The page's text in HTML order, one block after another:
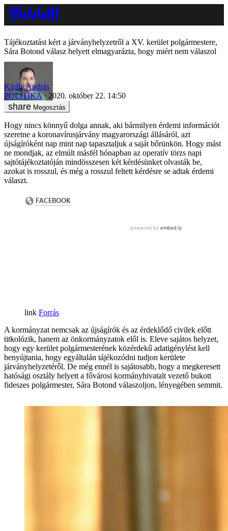
Tájékoztatást kért a járványhelyzetről a XV. kerület polgármestere,
Sára Botond válasz helyett elmagyarázta, hogy miért nem válaszol
Király András
POLITIKA
2020. október 22. 14:50
Megosztás
Hogy nincs könnyű dolga annak, aki bármilyen érdemi információt
szeretne a koronavírusjárvány magyarországi állásáról, azt
újságíróként nap mint nap tapasztaljuk a saját bőrünkön. Hogy mást
ne mondjak, az elmúlt másfél hónapban az operatív törzs napi
sajtótájékoztatóján mindösszesen két kérdésünket olvasták be,
azokat is rosszul, és még a rosszul feltett kérdésre se adtak érdemi
választ.
Forrás
A kormányzat nemcsak az újságírók és az érdeklődő civilek előtt
titkolózik, hanem az önkormányzatok elől is. Eleve sajátos helyzet,
hogy egy kerület polgármesterének közérdekű adatigénylést kell
benyújtania, hogy egyáltalán tájékozódni tudjon kerülete
járványhelyzetéről. De még ennél is sajátosabb, hogy a megkeresett
hatósági osztály helyett a fővárosi kormányhivatalt vezető bukott
fideszes polgármester, Sára Botond válaszoljon, lényegében semmit.